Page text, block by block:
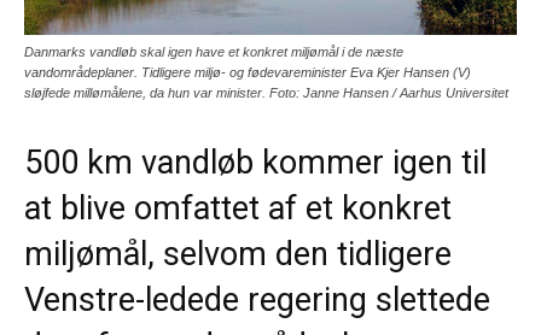
Danmarks vandløb skal igen have et konkret miljømål i de næste
vandområdeplaner. Tidligere miljø- og fødevareminister Eva Kjer Hansen (V)
sløjfede millømålene, da hun var minister. Foto: Janne Hansen / Aarhus Universitet
500 km vandløb kommer igen til
at blive omfattet af et konkret
miljømål, selvom den tidligere
Venstre-ledede regering slettede